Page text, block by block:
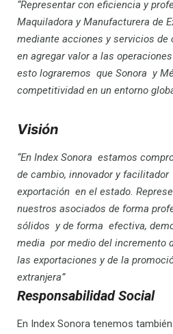
“Representar con eficiencia y
Maquiladora y Manufacturera de
mediante acciones y servicios
en agregar valor a las
esto lograremos que Sonora y
competitividad en un entorno
Visión
“En Index Sonora estamos
de cambio, innovador y
exportación en el estado.
nuestros asociados de forma
sólidos y de forma efectiva,
media por medio del incremento
las exportaciones y de la
extranjera”
Responsabilidad Social
En Index Sonora tenemos